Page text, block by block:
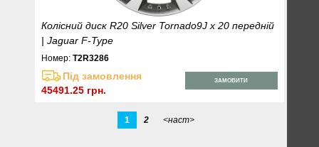
Колісний диск R20 Silver Tornado9J x 20 передній
| Jaguar F-Type
Номер:T2R3286
Під замовлення
45491.25 грн.
ЗАМОВИТИ
1 2 <наст>